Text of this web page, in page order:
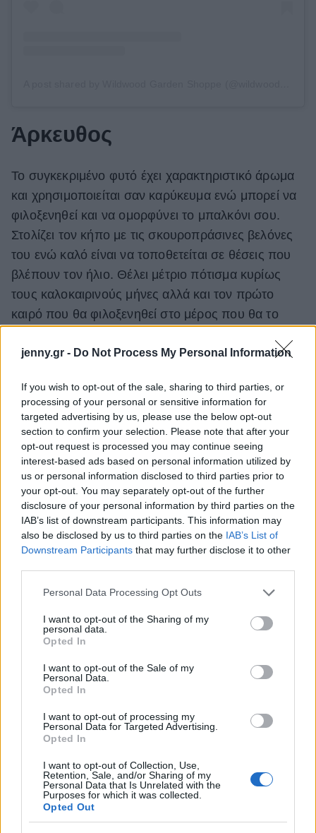
jenny.gr - Do Not Process My Personal Information
If you wish to opt-out of the sale, sharing to third parties, or
processing of your personal or sensitive information for
targeted advertising by us, please use the below opt-out
section to confirm your selection. Please note that after your
opt-out request is processed you may continue seeing
interest-based ads based on personal information utilized by
us or personal information disclosed to third parties prior to
your opt-out. You may separately opt-out of the further
disclosure of your personal information by third parties on the
IAB’s list of downstream participants. This information may
also be disclosed by us to third parties on the IAB’s List of
Downstream Participants that may further disclose it to other
Please note that this website/app uses one or more Google
not limited to your visit or usage behaviour. You may click to
grant or deny consent to Google and its third-party tags to
use your data for below specified purposes in below Google
consent section.
Personal Data Processing Opt Outs
I want to opt-out of the Sharing of my
personal data.
Opted In
I want to opt-out of the Sale of my
Personal Data.
Opted In
I want to opt-out of processing my
Personal Data for Targeted Advertising.
Opted In
I want to opt-out of Collection, Use,
Retention, Sale, and/or Sharing of my
Personal Data that Is Unrelated with the
Purposes for which it was collected.
Opted Out
Άρκευθος
Το συγκεκριμένο φυτό έχει χαρακτηριστικό άρωμα
και χρησιμοποιείται σαν καρύκευμα ενώ μπορεί να
φιλοξενηθεί και να ομορφύνει το μπαλκόνι σου.
Στολίζει τον κήπο με τις σκουροπράσινες βελόνες
του ενώ καλό είναι να τοποθετείται σε θέσεις που
βλέπουν τον ήλιο. Θέλει μέτριο πότισμα κυρίως
τους καλοκαιρινούς μήνες αλλά και τον πρώτο
καιρό που θα φιλοξενηθεί στο μέρος που θα το
View this post on Instagram
A post shared by judith • she versatile (@she.versatile)
Πασχαλιά
Η Πασχαλιά είναι εξαιρετικά εύκολο φυτό χωρίς